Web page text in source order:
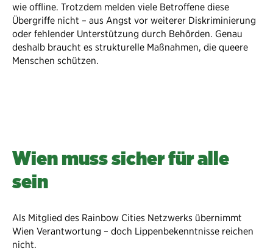
wie offline. Trotzdem melden viele Betroffene diese
Übergriffe nicht – aus Angst vor weiterer Diskriminierung
oder fehlender Unterstützung durch Behörden. Genau
deshalb braucht es strukturelle Maßnahmen, die queere
Menschen schützen.
Wien muss sicher für alle
sein
Als Mitglied des Rainbow Cities Netzwerks übernimmt
Wien Verantwortung – doch Lippenbekenntnisse reichen
nicht.